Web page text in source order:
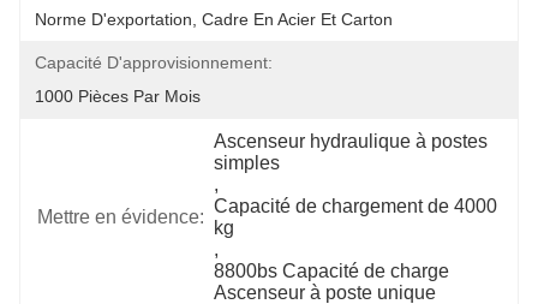
Norme D'exportation, Cadre En Acier Et Carton
Capacité D'approvisionnement:
1000 Pièces Par Mois
Mettre en évidence:
Ascenseur hydraulique à postes
simples
,
Capacité de chargement de 4000
kg
,
8800bs Capacité de charge
Ascenseur à poste unique